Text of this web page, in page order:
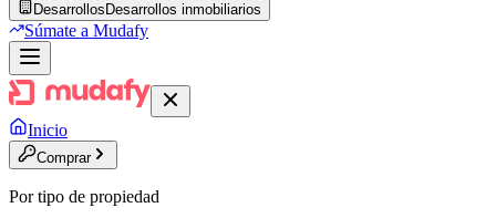
Desarrollos Desarrollos inmobiliarios
Súmate a Mudafy
Inicio
Comprar
Por tipo de propiedad